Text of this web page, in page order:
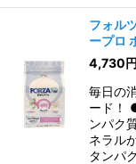
フォル
ープロ
4,730円
毎日の
ード！
ンパク
ネラル
タンパ